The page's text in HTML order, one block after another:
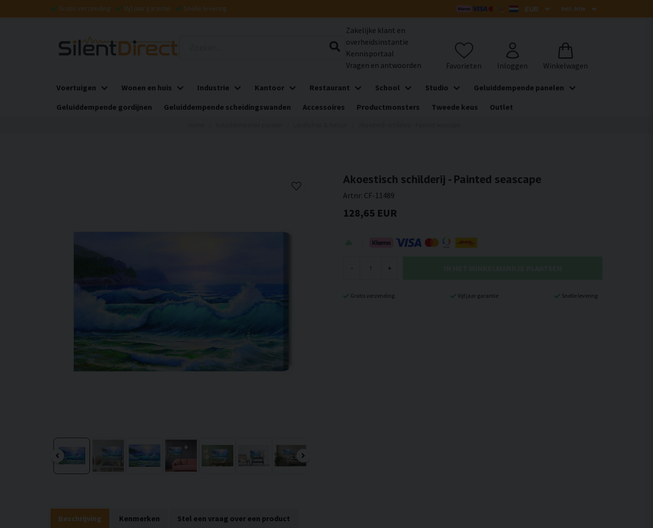
Gratis verzending Vijf jaar garantie Snelle levering
Zakelijke klant en
overheidsinstantie
Kennisportaal
Vragen en antwoorden
Voertuigen Wonen en huis Industrie Kantoor Restaurant School Studio
Geluiddempende panelen
Geluiddempende gordijnen
Geluiddempende scheidingswanden Accessoires Productmonsters Tweede keus Outlet
Akoestisch schilderij - Painted seascape
Artnr: CF-11489
128,65 EUR
- +
Gratis verzending Vijf jaar garantie Snelle levering
Beschrijving Kenmerken Stel een vraag over een product